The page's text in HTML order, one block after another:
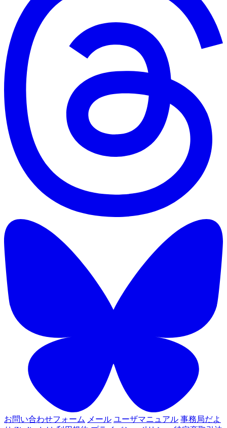
お問い合わせフォーム メール ユーザマニュアル 事務局だよ